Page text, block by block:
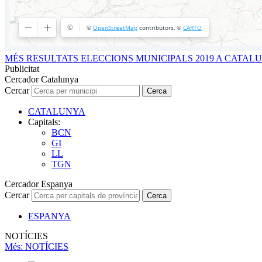
MÉS RESULTATS ELECCIONS MUNICIPALS 2019 A
Publicitat
Cercador Catalunya
Cercar
Cerca
CATALUNYA
Capitals:
BCN
GI
LL
TGN
Cercador Espanya
Cercar
Cerca
ESPANYA
NOTÍCIES
Més: NOTÍCIES